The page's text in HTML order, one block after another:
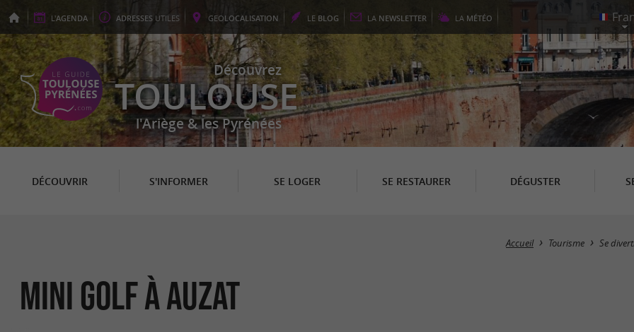
L'AGENDA ADRESSES UTILES GEOLOCALISATION LE BLOG LA NEWSLETTER LA MÉTÉO
Découvrez
TOULOUSE
l'Ariège & les Pyrénées
DÉCOUVRIR S'INFORMER SE LOGER SE RESTAURER DÉGUSTER
Accueil Tourisme Se
Mini Golf à Auzat